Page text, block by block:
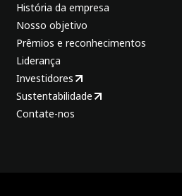
História da empresa
Nosso objetivo
Prêmios e reconhecimentos
Liderança
Investidores
Sustentabilidade
Contate-nos